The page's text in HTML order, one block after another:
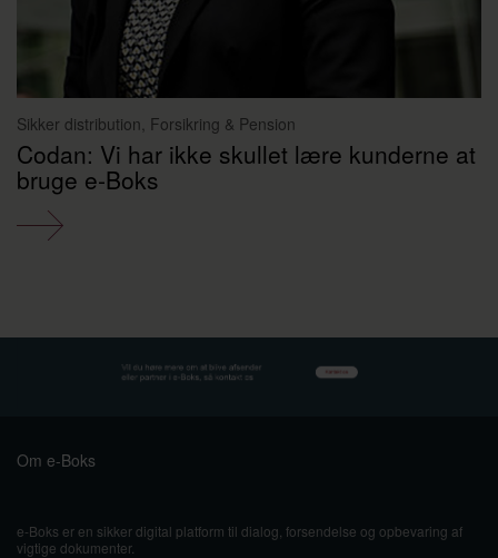
Sikker distribution, Forsikring & Pension
Codan: Vi har ikke skullet lære kunderne at
bruge e‑Boks
Om e-Boks
e-Boks er en sikker digital platform til dialog, forsendelse og opbevaring af
vigtige dokumenter.